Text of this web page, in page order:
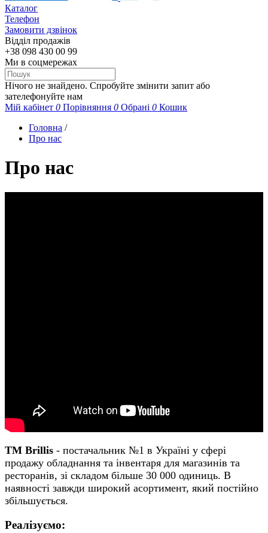
Каталог
Телефон
Замовити дзвінок
Відділ продажів
+38 098 430 00 99
Ми в соцмережах
Нічого не знайдено. Спробуйте змінити запит або
зателефонуйте нам
Мій кабінет 0 Порівняння 0 Обрані 0 Кошик
Головна /
Про нас
Про нас
ТМ Brillis - постачальник №1 в Україні у сфері
продажу обладнання та інвентаря для магазинів та
ресторанів, зі складом більше 30 000 одиниць. В
наявності завжди широкий асортимент, який постійно
збільшується.
Реалізуємо: